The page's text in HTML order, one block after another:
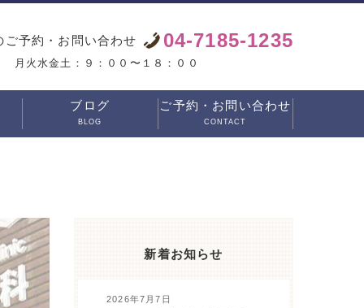
ご予約・お問い合わせ 04-7185-1235
月火水金土：９：００〜１８：００
ブログ
BLOG
ご予約・お問い合わせ
CONTACT
新着お知らせ
2026年7月7日